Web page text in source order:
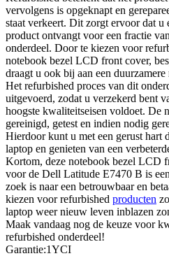
vervolgens is opgeknapt en
staat verkeert. Dit zorgt ervoor dat
product ontvangt voor een fractie
onderdeel. Door te kiezen voor
notebook bezel LCD front cover,
draagt u ook bij aan een duurzamere
Het refurbished proces van dit
uitgevoerd, zodat u verzekerd bent
hoogste kwaliteitseisen voldoet. De
gereinigd, getest en indien nodig
Hierdoor kunt u met een gerust hart
laptop en genieten van een
Kortom, deze notebook bezel LCD
voor de Dell Latitude E7470 B is
zoek is naar een betrouwbaar en
kiezen voor refurbished producten
laptop weer nieuw leven inblazen
Maak vandaag nog de keuze voor
refurbished onderdeel!
Garantie:1YCI